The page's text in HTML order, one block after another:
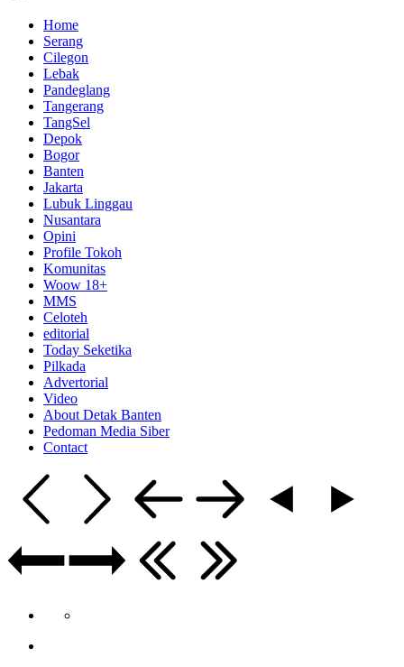
Home
Serang
Cilegon
Lebak
Pandeglang
Tangerang
TangSel
Depok
Bogor
Banten
Jakarta
Lubuk Linggau
Nusantara
Opini
Profile Tokoh
Komunitas
Woow 18+
MMS
Celoteh
editorial
Today Seketika
Pilkada
Advertorial
Video
About Detak Banten
Pedoman Media Siber
Contact